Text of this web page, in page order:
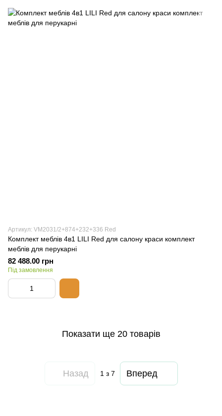
Артикул: VM2031/2+874+232+336 Red
Комплект меблів 4в1 LILI Red для салону краси комплект
меблів для перукарні
82 488.00 грн
Під замовлення
Показати ще 20 товарів
Назад 1 з 7 Вперед